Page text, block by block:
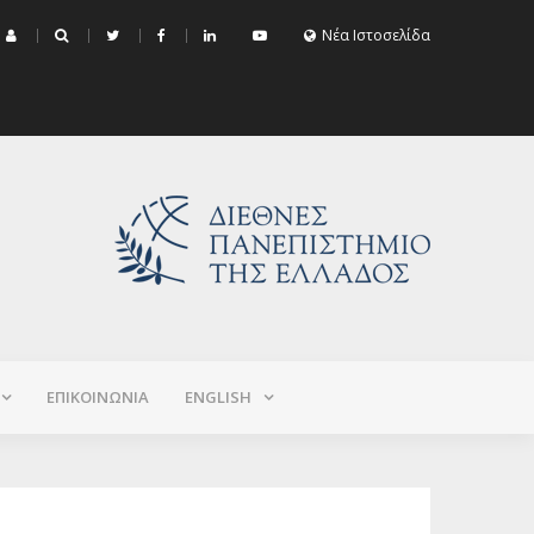
Εξεταστικής Σεπτεμβρίου 2026 (Χειμερινό+Εαρινό 2025-2026)
Νέα Ιστοσελίδα
ΕΠΙΚΟΙΝΩΝΙΑ ΕNGLISH